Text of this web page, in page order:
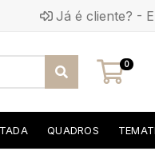
Já é cliente? -
0
QUADROS